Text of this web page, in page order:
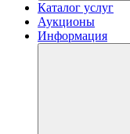
Каталог услуг
Аукционы
Информация